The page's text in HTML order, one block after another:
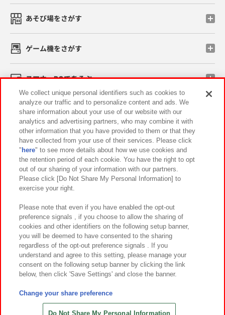
あそび場をさがす
ゲーム機をさがす
スマホ・PCであそぶ
イベント・キャンペーン
関連会社 サステナビリティ サイトポリシー
プライバシーポリシー ウェブアクセシビリティ方針と検証結果
お取引先さまとともに
カスタマーハラスメント対応方針 よくあるご質問・お問い合わせ
©Bandai Namco Amusement Inc.
©Bandai Namco Amusement Lab Inc.
©HANAYASHIKI Co., Ltd. All Rights Reserved.
We collect unique personal identifiers such as cookies to
analyze our traffic and to personalize content and ads. We
share information about your use of our website with our
analytics and advertising partners, who may combine it with
other information that you have provided to them or that they
have collected from your use of their services. Please click
" here" to see more details about how we use cookies and
the retention period of each cookie. You have the right to opt
out of our sharing of your information with our partners.
Please click [Do Not Share My Personal Information] to
exercise your right.
Please note that even if you have enabled the opt-out
preference signals , if you choose to allow the sharing of
cookies and other identifiers on the following setup banner,
you will be deemed to have consented to the sharing
regardless of the opt-out preference signals . If you
understand and agree to this setting, please manage your
consent on the following setup banner by clicking the link
below, then click 'Save Settings' and close the banner.
Change your share preference
Do Not Share My Personal Information